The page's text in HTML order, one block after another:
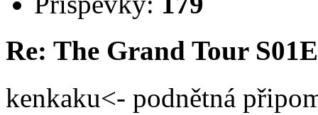
Re: The Grand Tour
kenkaku<- podnětná